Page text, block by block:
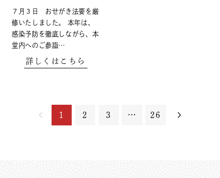
７月３日 おせがき法要を厳
修いたしました。 本年は、
感染予防を徹底しながら、本
堂内へのご参詣…
詳しくはこちら
1 2 3 … 26